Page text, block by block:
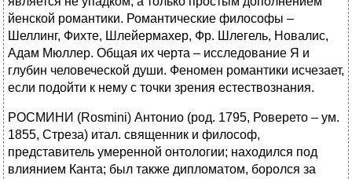
йенской романтики. Романтические философы –
Шеллинг, Фихте, Шлейермахер, Фр. Шлегель, Новалис,
Адам Мюллер. Общая их черта – исследование Я и
глубин человеческой души. Феномен романтики исчезает,
если подойти к нему с точки зрения естествознания.
РОСМИНИ (Rosmini) Антонио (род. 1795, Роверето – ум.
1855, Стреза) итал. священник и философ,
представитель умеренной онтологии; находился под
влиянием Канта; был также дипломатом, боролся за